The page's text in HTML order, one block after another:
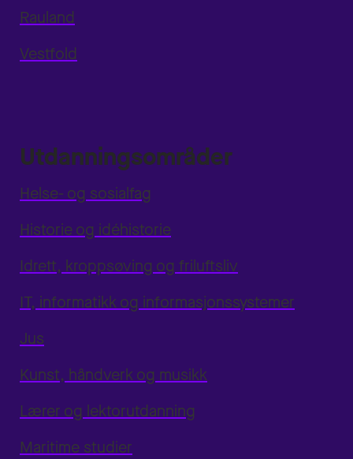
Rauland
Vestfold
Utdanningsområder
Helse- og sosialfag
Historie og idéhistorie
Idrett, kroppsøving og friluftsliv
IT, informatikk og informasjonssystemer
Jus
Kunst, håndverk og musikk
Lærer og lektorutdanning
Maritime studier